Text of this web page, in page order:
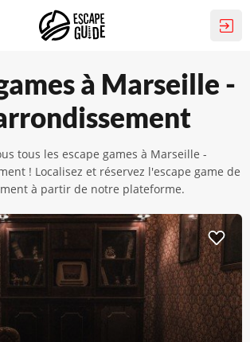
à Marseille -
tous les escape games à Marseille -
! Localisez et réservez l'escape game de
à partir de notre plateforme.